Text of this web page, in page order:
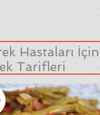
Hastaları İçin
Tarifleri